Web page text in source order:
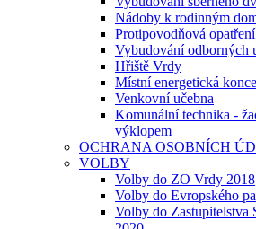
Nádoby k rodinným
Protipovodňová
Vybudování odborných
Hřiště Vrdy
Místní energetická
Venkovní učebna
Komunální technika -
výklopem
OCHRANA OSOBNÍCH
VOLBY
Volby do ZO Vrdy 2018
Volby do Evropského
Volby do Zastupitelstva